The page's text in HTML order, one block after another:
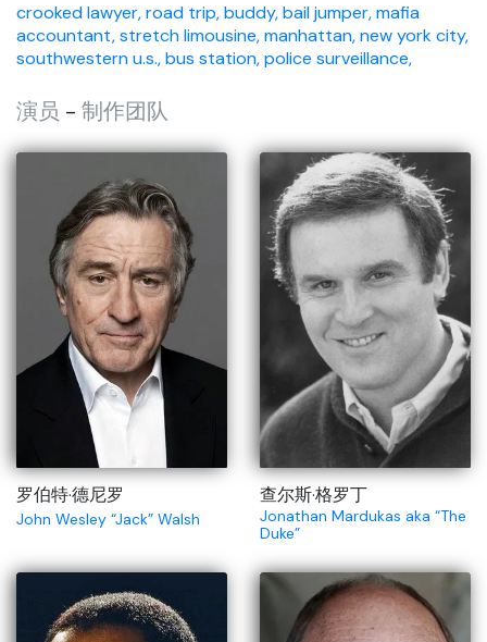
crooked lawyer,road trip,buddy,bail jumper,mafia
accountant,stretch limousine,manhattan, new york city,
southwestern u.s.,bus station,police surveillance,
演员 - 制作团队
罗伯特·德尼罗
John Wesley “Jack” Walsh
查尔斯·格罗丁
Jonathan Mardukas aka “The
Duke”